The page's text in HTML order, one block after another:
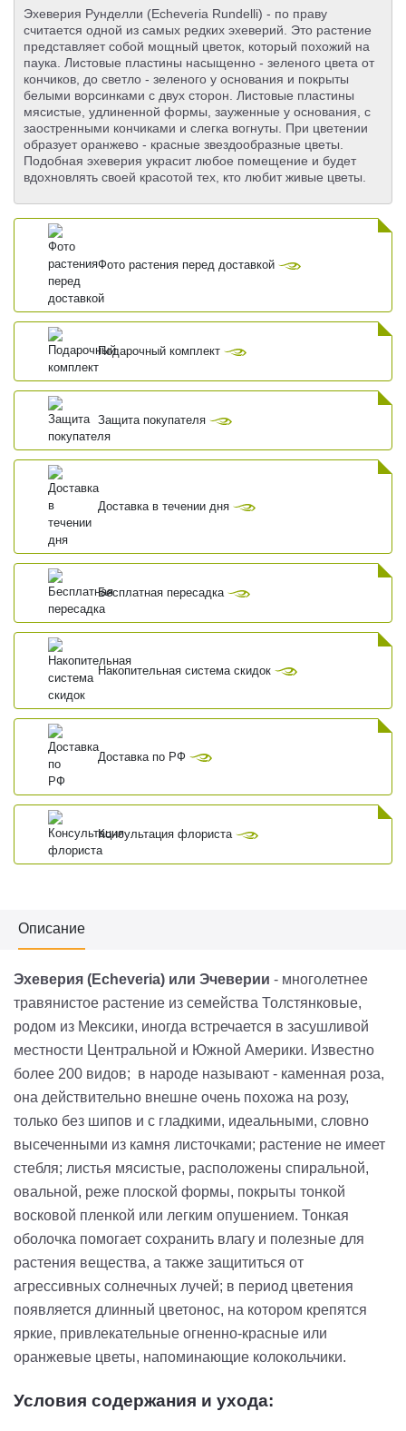
Эхеверия Рунделли (Echeveria Rundelli) - по праву
считается одной из самых редких эхеверий. Это растение
представляет собой мощный цветок, который похожий на
паука. Листовые пластины насыщенно - зеленого цвета от
кончиков, до светло - зеленого у основания и покрыты
белыми ворсинками с двух сторон. Листовые пластины
мясистые, удлиненной формы, зауженные у основания, с
заостренными кончиками и слегка вогнуты. При цветении
образует оранжево - красные звездообразные цветы.
Подобная эхеверия украсит любое помещение и будет
вдохновлять своей красотой тех, кто любит живые цветы.
Фото растения перед доставкой
Подарочный комплект
Защита покупателя
Доставка в течении дня
Бесплатная пересадка
Накопительная система скидок
Доставка по РФ
Консультация флориста
Описание
Эхеверия (Echeveria) или Эчеверии - многолетнее
травянистое растение из семейства Толстянковые,
родом из Мексики, иногда встречается в засушливой
местности Центральной и Южной Америки. Известно
более 200 видов; в народе называют - каменная роза,
она действительно внешне очень похожа на розу,
только без шипов и с гладкими, идеальными, словно
высеченными из камня листочками; растение не имеет
стебля; листья мясистые, расположены спиральной,
овальной, реже плоской формы, покрыты тонкой
восковой пленкой или легким опушением. Тонкая
оболочка помогает сохранить влагу и полезные для
растения вещества, а также защититься от
агрессивных солнечных лучей; в период цветения
появляется длинный цветонос, на котором крепятся
яркие, привлекательные огненно-красные или
оранжевые цветы, напоминающие колокольчики.
Условия содержания и ухода: